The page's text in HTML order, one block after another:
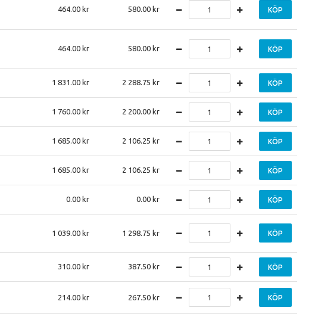
464.00 580.00 KÖP
464.00 580.00 KÖP
1 831.00 2 288.75 KÖP
1 760.00 2 200.00 KÖP
1 685.00 2 106.25 KÖP
1 685.00 2 106.25 KÖP
0.00 0.00 KÖP
1 039.00 1 298.75 KÖP
310.00 387.50 KÖP
214.00 267.50 KÖP